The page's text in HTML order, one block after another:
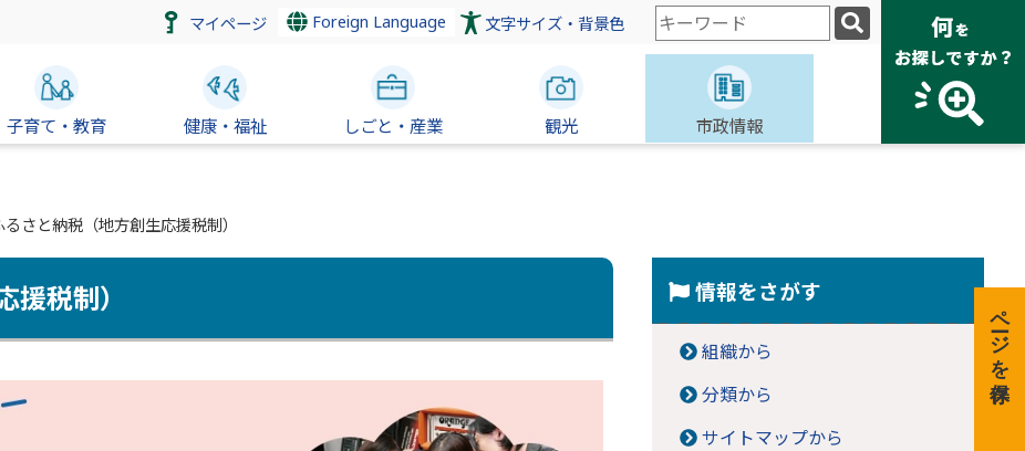
マイページ Foreign Language 文字サイズ・背景色
検
索
ー
子育て・教育 健康・福祉 しごと・産業 観光 市政情報
さと納税（地方創生応援税制）
税制） 情報をさがす
組織から
分類から
サイトマップから
ページを保存